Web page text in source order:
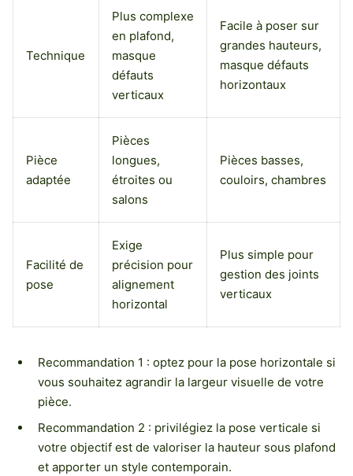
Technique
Plus complexe
en plafond,
masque
défauts
verticaux
Facile à poser sur
grandes hauteurs,
masque défauts
horizontaux
Pièce
adaptée
Pièces
longues,
étroites ou
salons
Pièces basses,
couloirs, chambres
Facilité de
pose
Exige
précision pour
alignement
horizontal
Plus simple pour
gestion des joints
verticaux
Recommandation 1 : optez pour la pose horizontale si
vous souhaitez agrandir la largeur visuelle de votre
pièce.
Recommandation 2 : privilégiez la pose verticale si
votre objectif est de valoriser la hauteur sous plafond
et apporter un style contemporain.